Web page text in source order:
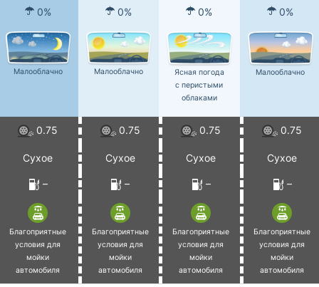
0% 0% 0% 0%
Малооблачно Малооблачно
Ясная погода
с перистыми
облаками
Малооблачно
0.75 0.75 0.75 0.75
Сухое Сухое Сухое Сухое
– – – –
Благоприятные
условия для
мойки
автомобиля
Благоприятные
условия для
мойки
автомобиля
Благоприятные
условия для
мойки
автомобиля
Благоприятные
условия для
мойки
автомобиля